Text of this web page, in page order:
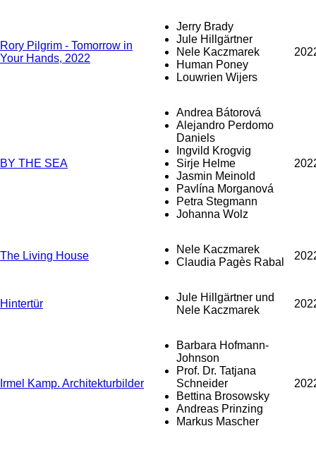
Rory Pilgrim - Tomorrow in
Your Hands, 2022
Jerry Brady
Jule Hillgärtner
Nele Kaczmarek
Human Poney
Louwrien Wijers
BY THE SEA
Andrea Bátorová
Alejandro Perdomo
Daniels
Ingvild Krogvig
Sirje Helme
Jasmin Meinold
Pavlína Morganová
Petra Stegmann
Johanna Wolz
The Living House
Nele Kaczmarek
Claudia Pagès Rabal
Hintertür
Jule Hillgärtner und
Nele Kaczmarek
Irmel Kamp. Architekturbilder
Barbara Hofmann-
Johnson
Prof. Dr. Tatjana
Schneider
Bettina Brosowsky
Andreas Prinzing
Markus Mascher